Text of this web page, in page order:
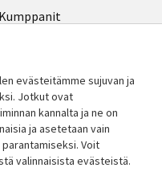
Kumppanit
evästeitämme sujuvan ja
Jotkut ovat
kannalta ja ne on
​​ja asetetaan vain
Voit
valinnaisista evästeistä.